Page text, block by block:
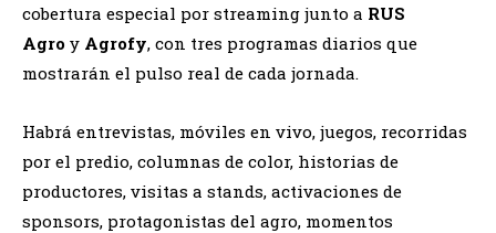
cobertura especial por streaming junto a RUS
Agro y Agrofy, con tres programas diarios que
mostrarán el pulso real de cada jornada.
Habrá entrevistas, móviles en vivo, juegos, recorridas
por el predio, columnas de color, historias de
productores, visitas a stands, activaciones de
sponsors, protagonistas del agro, momentos